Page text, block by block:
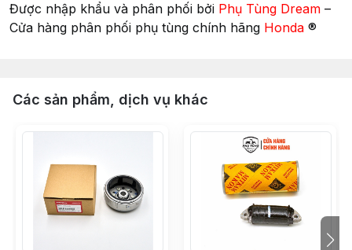
Được nhập khẩu và phân phối bởi Phụ Tùng Dream –
Cửa hàng phân phối phụ tùng chính hãng Honda ®
Các sản phẩm, dịch vụ khác